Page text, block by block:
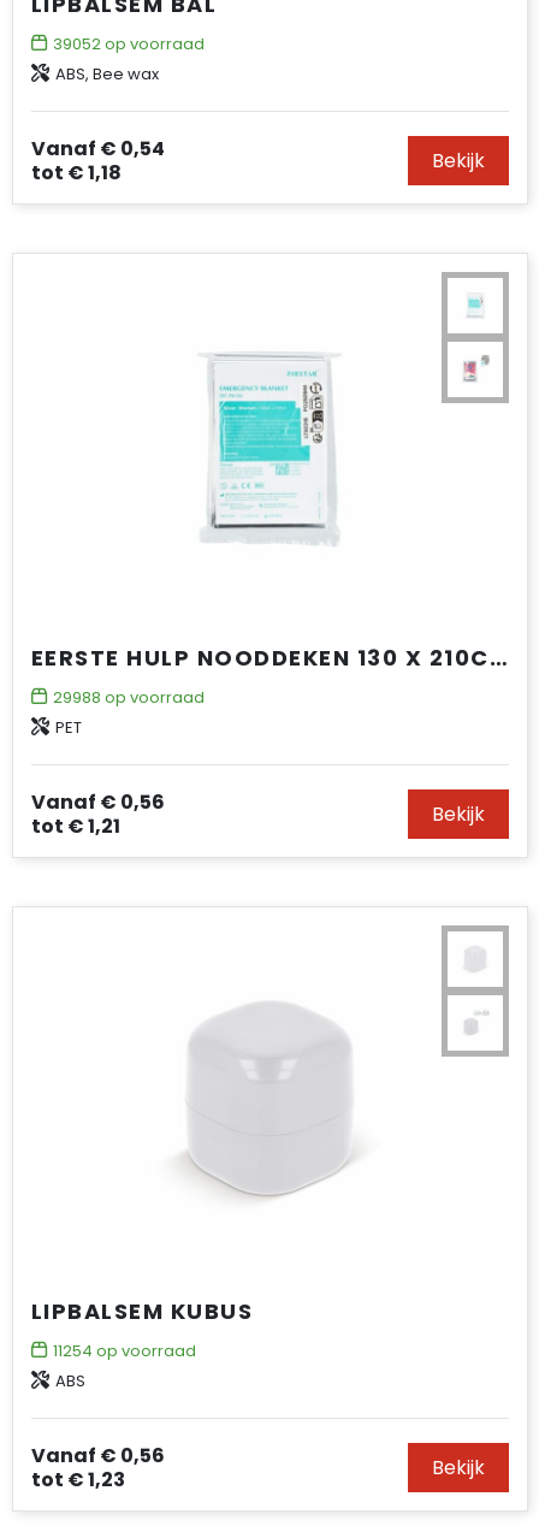
39052op voorraad
ABS, Bee wax
Vanaf € 0,54
tot € 1,18 Bekijk
EERSTE HULP NOODDEKEN 130 X 210CM
29988 op voorraad
PET
Vanaf € 0,56
tot € 1,21 Bekijk
LIPBALSEM KUBUS
11254 op voorraad
ABS
Vanaf € 0,56
tot € 1,23 Bekijk